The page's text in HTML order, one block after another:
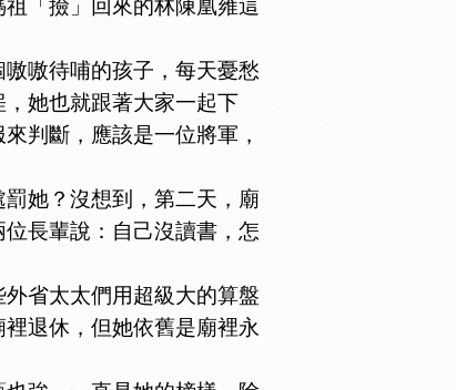
「撿」回來的林陳凰雍這
嗷待哺的孩子，每天憂愁
她也就跟著大家一起下
判斷，應該是一位將軍，
她？沒想到，第二天，廟
長輩說：自己沒讀書，怎
省太太們用超級大的算盤
退休，但她依舊是廟裡永